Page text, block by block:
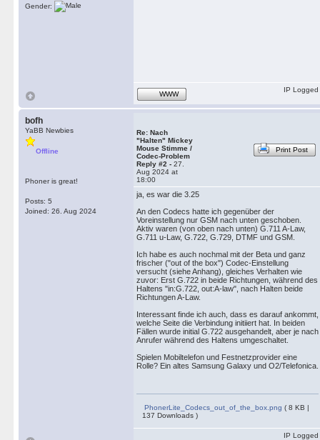
Gender:
WWW
IP Logged
bofh
YaBB Newbies
Offline
Phoner is great!
Posts: 5
Joined: 26. Aug 2024
Re: Nach
"Halten" Mickey
Mouse Stimme /
Codec-Problem
Reply #2 - 27.
Aug 2024 at
18:00
Print Post
ja, es war die 3.25
An den Codecs hatte ich gegenüber der
Voreinstellung nur GSM nach unten geschoben.
Aktiv waren (von oben nach unten) G.711 A-Law,
G.711 u-Law, G.722, G.729, DTMF und GSM.
Ich habe es auch nochmal mit der Beta und ganz
frischer ("out of the box") Codec-Einstellung
versucht (siehe Anhang), gleiches Verhalten wie
zuvor: Erst G.722 in beide Richtungen, während des
Haltens "in:G.722, out:A-law", nach Halten beide
Richtungen A-Law.
Interessant finde ich auch, dass es darauf ankommt,
welche Seite die Verbindung initiiert hat. In beiden
Fällen wurde initial G.722 ausgehandelt, aber je nach
Anrufer während des Haltens umgeschaltet.
Spielen Mobiltelefon und Festnetzprovider eine
Rolle? Ein altes Samsung Galaxy und O2/Telefonica.
PhonerLite_Codecs_out_of_the_box.png ( 8 KB |
137 Downloads )
IP Logged